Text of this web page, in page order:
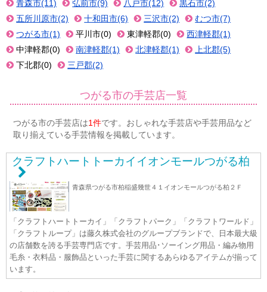
青森市(11) 弘前市(9) 八戸市(12)
黒石市(2)
五所川原市(2)
十和田市(6) 三沢市(2)
むつ市(7)
つがる市(1)
平川市(0) 東津軽郡(0)
西津軽郡(1)
中津軽郡(0)
南津軽郡(1) 北津軽郡(1)
上北郡(5)
下北郡(0)
三戸郡(2)
つがる市の手芸店一覧
つがる市の手芸店は1件です。おしゃれな手芸店や手芸用品など
取り揃えている手芸情報を掲載しています。
クラフトハートトーカイイオンモールつがる柏
青森県つがる市柏稲盛幾世４１イオンモールつがる柏２Ｆ
「クラフトハートトーカイ」「クラフトパーク」「クラフトワールド」
「クラフトループ」は藤久株式会社のグループブランドで、日本最大級
の店舗数を誇る手芸専門店です。手芸用品･ソーイング用品・編み物用
毛糸・衣料品・服飾品といった手芸に関するあらゆるアイテムが揃って
います。